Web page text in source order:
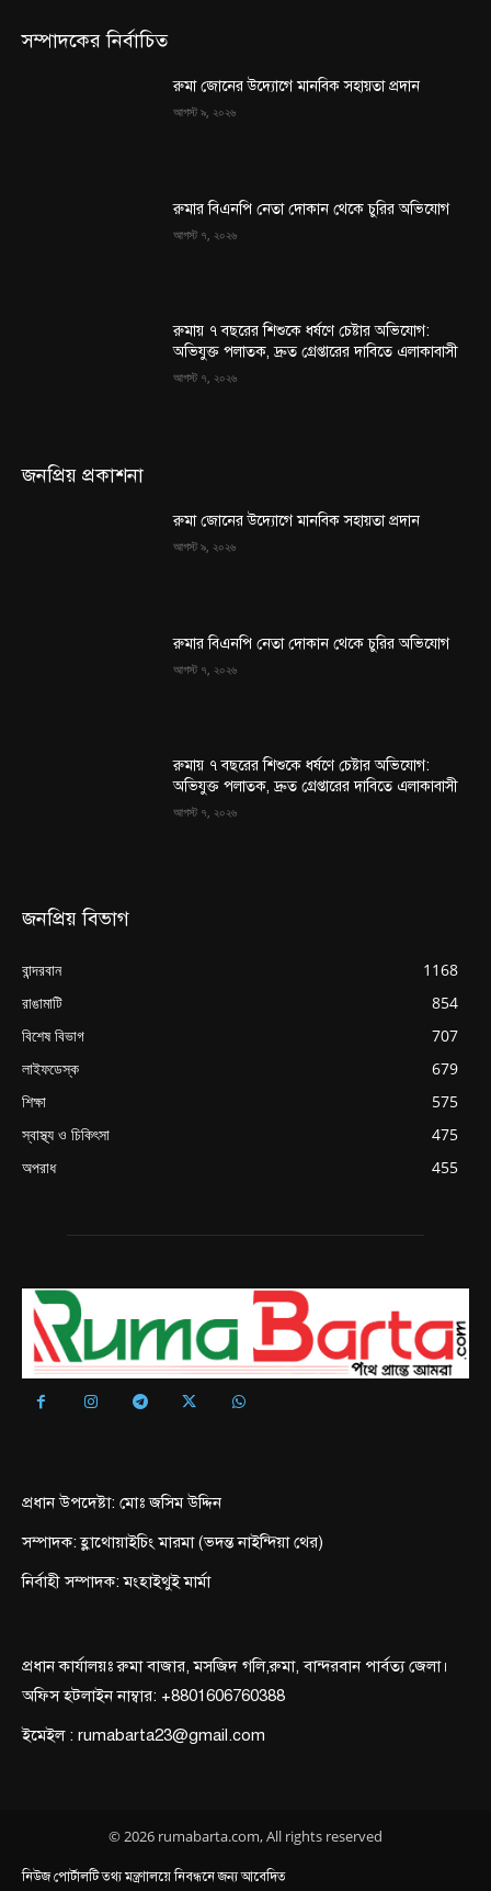
সম্পাদকের নির্বাচিত
রুমা জোনের উদ্যোগে মানবিক সহায়তা প্রদান
আগস্ট ৯, ২০২৬
রুমার বিএনপি নেতা দোকান থেকে চুরির অভিযোগ
আগস্ট ৭, ২০২৬
রুমায় ৭ বছরের শিশুকে ধর্ষণে চেষ্টার অভিযোগ:
অভিযুক্ত পলাতক, দ্রুত গ্রেপ্তারের দাবিতে এলাকাবাসী
আগস্ট ৭, ২০২৬
জনপ্রিয় প্রকাশনা
রুমা জোনের উদ্যোগে মানবিক সহায়তা প্রদান
আগস্ট ৯, ২০২৬
রুমার বিএনপি নেতা দোকান থেকে চুরির অভিযোগ
আগস্ট ৭, ২০২৬
রুমায় ৭ বছরের শিশুকে ধর্ষণে চেষ্টার অভিযোগ:
অভিযুক্ত পলাতক, দ্রুত গ্রেপ্তারের দাবিতে এলাকাবাসী
আগস্ট ৭, ২০২৬
জনপ্রিয় বিভাগ
বান্দরবান
1168
রাঙামাটি
854
বিশেষ বিভাগ
707
লাইফডেস্ক
679
শিক্ষা
575
স্বাস্থ্য ও চিকিৎসা
475
অপরাধ
455
প্রধান উপদেষ্টা: মোঃ জসিম উদ্দিন
সম্পাদক: হ্লাথোয়াইচিং মারমা (ভদন্ত নাইন্দিয়া থের)
নির্বাহী সম্পাদক: মংহাইথুই মার্মা
প্রধান কার্যালয়ঃ রুমা বাজার, মসজিদ গলি,রুমা, বান্দরবান পার্বত্য জেলা।
অফিস হটলাইন নাম্বার: +8801606760388
ইমেইল : rumabarta23@gmail.com
© 2026 rumabarta.com, All rights reserved
নিউজ পোর্টালটি তথ্য মন্ত্রণালয়ে নিবন্ধনে জন্য আবেদিত